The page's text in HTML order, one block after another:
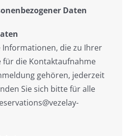
Daten
Informationen, die zu Ihrer
für die Kontaktaufnahme
gehören, jederzeit
Sie sich bitte für alle